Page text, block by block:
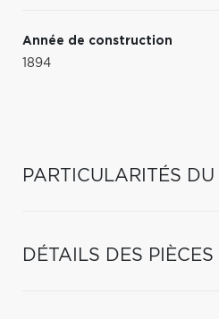
Année de construction
1894
PARTICULARITÉS DU
DÉTAILS DES PIÈCES